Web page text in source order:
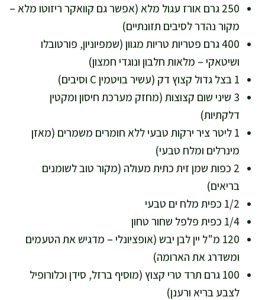
250 גרם אורז עגול מלא (אפשר גם קוואקר ריזוטו מלא –
מקור נהדר לסיבים תזונתיים)
400 גרם פטריות טריות מגוון (שמפיוניון, פורטובלו
ושיטאקי – מלאות חלבון ונוגדי חמצון)
1 בצל גדול קצוץ דק (עשיר בויטמין C וסיבים)
3 שיני שום קצוצות (מחזק מערכת חיסון ומקטין
דלקתיות)
1 ליטר ציר ירקות טבעי ללא חומרים משמרים (מאזן
מינרלים ומלח טבעי)
2 כפות שמן זית כתית מעולה (מקור טוב לשומנים
בריאים)
1/2 כפית מלח ים טבעי
1/4 כפית פלפל שחור טחון
120 מ"ל יין לבן יבש (אופציונלי – מדגיש את הטעמים
ומשדרג את הארומה)
100 גרם תרד טרי קצוץ (מוסיף ברזל, סידן וכלורופיל
לצבע בריא ורענן)